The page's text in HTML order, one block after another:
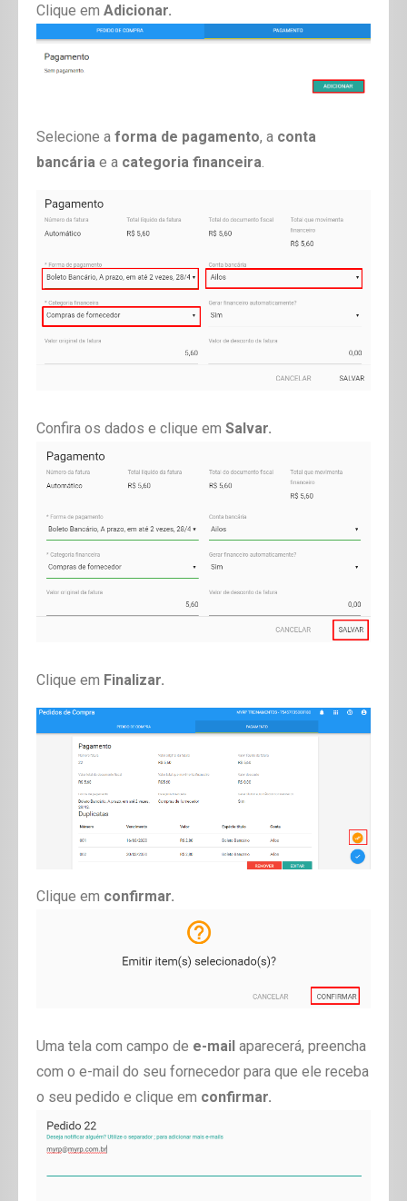
Clique em Adicionar.
Selecione a forma de pagamento, a conta
bancária e a categoria financeira.
Confira os dados e clique em Salvar.
Clique em Finalizar.
Clique em confirmar.
Uma tela com campo de e-mail aparecerá, preencha
com o e-mail do seu fornecedor para que ele receba
o seu pedido e clique em confirmar.